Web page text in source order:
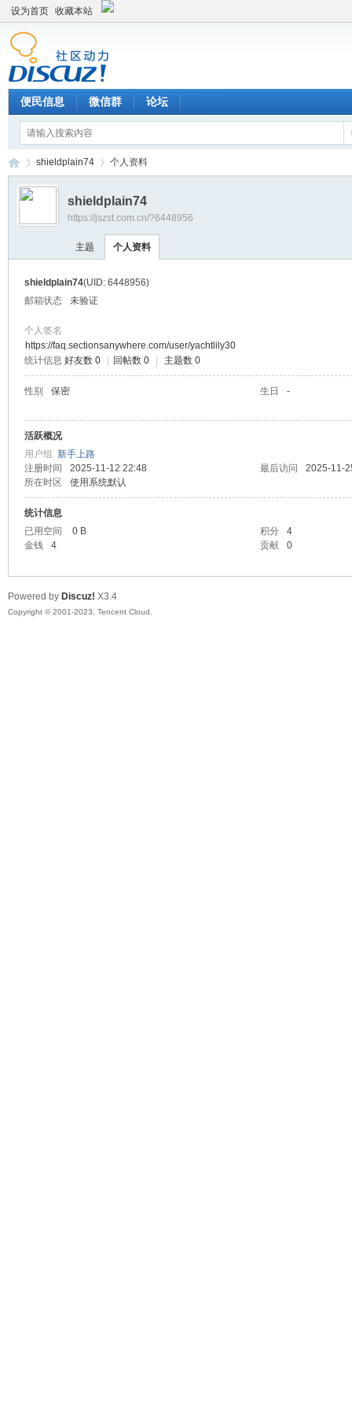
设为首页 收藏本站
便民信息 微信群 论坛
›
shieldplain74 个人资料
shieldplain74
https://jszst.com.cn/?6448956
主题 个人资料
shieldplain74(UID: 6448956)
邮箱状态
未验证
个人签名
https://faq.sectionsanywhere.com/user/yachtlily30
统计信息 好友数 0 回帖数 0 主题数 0
性别 保密 生日 -
活跃概况
用户组 新手上路
注册时间
2025-11-12 22:48 最后访问
2025-11-
所在时区
使用系统默认
统计信息
已用空间
0 B 积分
4
金钱
4 贡献 0
Powered by Discuz! X3.4
Copyright © 2001-2023, Tencent Cloud.